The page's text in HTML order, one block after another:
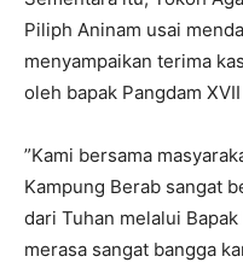
Piliph Aninam usai
menyampaikan terima
oleh bapak Pangdam
”Kami bersama
Kampung Berab sangat
dari Tuhan melalui
merasa sangat bangga